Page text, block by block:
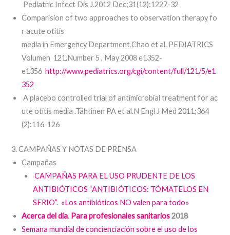
Pediatric Infect Dis J.2012 Dec;31(12):1227-32
Comparision of two approaches to observation therapy fo
r acute otitis
media in Emergency Department.Chao et al. PEDIATRICS
Volumen 121,Number 5 , May 2008 e1352-
e1356http://www.pediatrics.org/cgi/content/full/121/5/e1
352
A placebo controlled trial of antimicrobial treatment for ac
ute otitis media .Tähtinen PA et al.N Engl J Med 2011;364
(2):116-126
3. CAMPAÑAS Y NOTAS DE PRENSA
Campañas
CAMPAÑAS PARA EL USO PRUDENTE DE LOS
ANTIBIÓTICOS “ANTIBIÓTICOS: TÓMATELOS EN
SERIO”. «Los antibióticos NO valen para todo»
Acerca del día. Para profesionales sanitarios2018
Semana mundial de concienciación sobre el uso de los